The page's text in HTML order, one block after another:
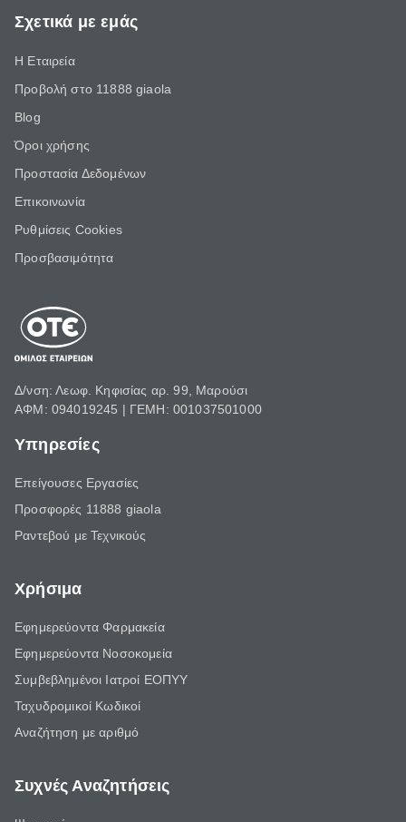
Σχετικά με εμάς
Η Εταιρεία
Προβολή στο 11888 giaola
Blog
Όροι χρήσης
Προστασία Δεδομένων
Επικοινωνία
Ρυθμίσεις Cookies
Προσβασιμότητα
Δ/νση: Λεωφ. Κηφισίας αρ. 99, Μαρούσι
ΑΦΜ: 094019245 | ΓΕΜΗ: 001037501000
Υπηρεσίες
Επείγουσες Εργασίες
Προσφορές 11888 giaola
Ραντεβού με Τεχνικούς
Χρήσιμα
Εφημερεύοντα Φαρμακεία
Εφημερεύοντα Νοσοκομεία
Συμβεβλημένοι Ιατροί ΕΟΠΥΥ
Ταχυδρομικοί Κωδικοί
Αναζήτηση με αριθμό
Συχνές Αναζητήσεις